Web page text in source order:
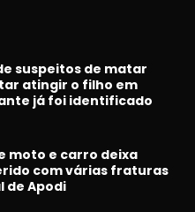
suspeitos de matar
atingir o filho em
já foi identificado
moto e carro deixa
com várias fraturas
de Apodi